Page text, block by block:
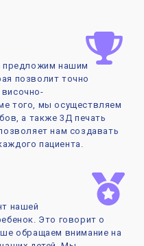
предложим нашим
позволит точно
того, мы осуществляем
а также 3Д печать
нам создавать
пациента.
нашей
Это говорит о
обращаем внимание на